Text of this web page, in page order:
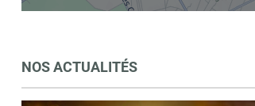
NOS ACTUALITÉS